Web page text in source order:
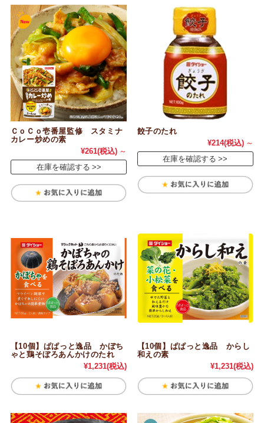
ＣｏＣｏ壱番屋監修 スタミナ
カレー炒めの素
¥261(税込) ～
在庫を確認する
餃子のたれ
¥214(税込) ～
在庫を確認する
【10個】ぱぱっと逸品 かぼち
ゃと鶏そぼろあんかけのたれ
¥1,231(税込)
【10個】ぱぱっと逸品 からし
和えの素
¥1,231(税込)